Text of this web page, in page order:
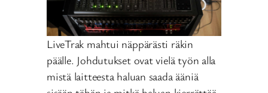
LiveTrak mahtui näppärästi räkin
päälle. Johdutukset ovat vielä työn alla
mistä laitteesta haluan saada ääniä